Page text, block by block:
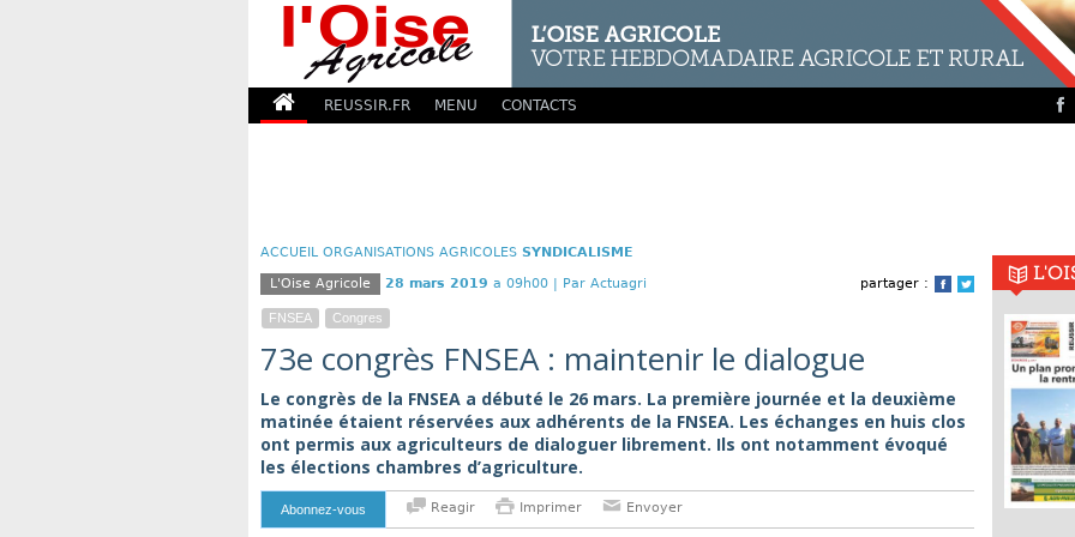
REUSSIR.FR MENU CONTACTS
ACCUEIL ORGANISATIONS AGRICOLES SYNDICALISME
partager :
Facebook
Twitter
L'Oise Agricole 28 mars 2019 a 09h00 | Par Actuagri
FNSEA Congres
73e congrès FNSEA : maintenir le dialogue
Le congrès de la FNSEA a débuté le 26 mars. La première journée et la deuxième
matinée étaient réservées aux adhérents de la FNSEA. Les échanges en huis clos
ont permis aux agriculteurs de dialoguer librement. Ils ont notamment évoqué
les élections chambres d’agriculture.
Abonnez-vous Reagir Imprimer Envoyer